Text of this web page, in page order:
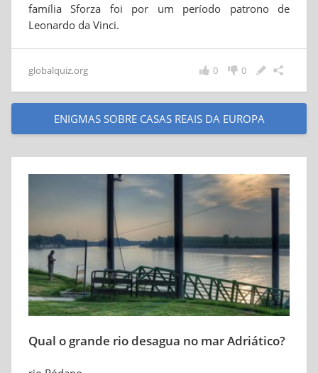
família Sforza foi por um período patrono de
Leonardo da Vinci.
globalquiz.org 0
0
ENIGMAS SOBRE CASAS REAIS DA EUROPA
Qual o grande rio desagua no mar Adriático?